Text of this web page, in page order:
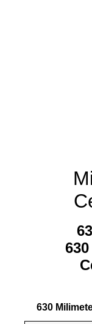
630